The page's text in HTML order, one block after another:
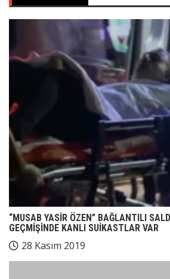
“MUSAB YASİR ÖZEN” BAĞLANTILI
GEÇMİŞİNDE KANLI SUİKASTLAR VAR
28 Kasım 2019